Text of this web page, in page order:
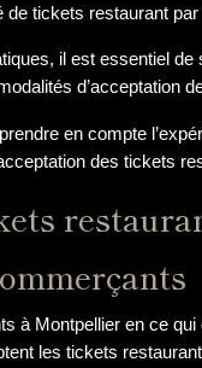
de tickets restaurant
il est essentiel
d’acceptation
en compte
des tickets
à Montpellier en ce
les tickets